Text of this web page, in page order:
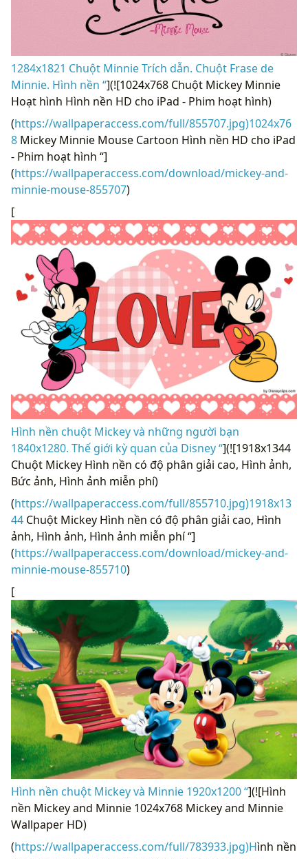
1284x1821 Chuột Minnie Trích dẫn. Chuột Frase de
Minnie. Hình nền “](![1024x768 Chuột Mickey Minnie
Hoạt hình Hình nền HD cho iPad - Phim hoạt hình)
(https://wallpaperaccess.com/full/855707.jpg)1024x76
8 Mickey Minnie Mouse Cartoon Hình nền HD cho iPad
- Phim hoạt hình “]
(https://wallpaperaccess.com/download/mickey-and-
minnie-mouse-855707)
[
Hình nền chuột Mickey và những người bạn
1840x1280. Thế giới kỳ quan của Disney “](![1918x1344
Chuột Mickey Hình nền có độ phân giải cao, Hình ảnh,
Bức ảnh, Hình ảnh miễn phí)
(https://wallpaperaccess.com/full/855710.jpg)1918x13
44 Chuột Mickey Hình nền có độ phân giải cao, Hình
ảnh, Hình ảnh, Hình ảnh miễn phí “]
(https://wallpaperaccess.com/download/mickey-and-
minnie-mouse-855710)
[
Hình nền chuột Mickey và Minnie 1920x1200 “](![Hình
nền Mickey and Minnie 1024x768 Mickey and Minnie
Wallpaper HD)
(https://wallpaperaccess.com/full/783933.jpg)Hình nền